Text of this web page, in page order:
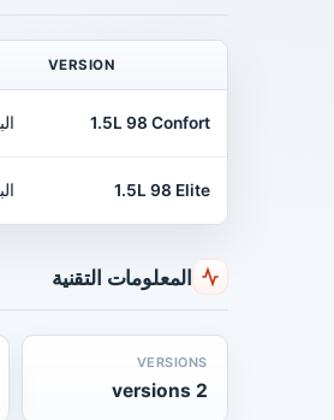
VERSION
1.5L 98 Confort
1.5L 98 Elite
المعلومات التقنية
VERSIONS
2 versions